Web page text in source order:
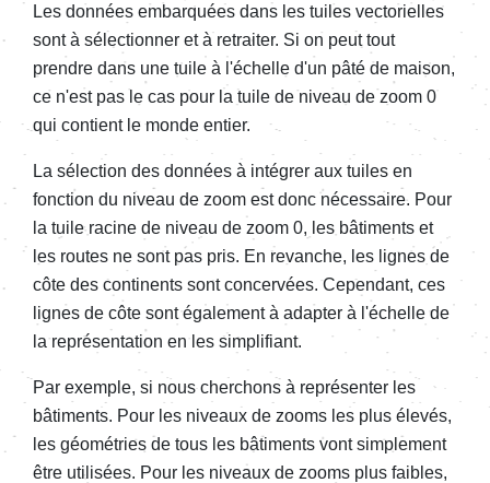
Les données embarquées dans les tuiles vectorielles
sont à sélectionner et à retraiter. Si on peut tout
prendre dans une tuile à l'échelle d'un pâté de maison,
ce n'est pas le cas pour la tuile de niveau de zoom 0
qui contient le monde entier.
La sélection des données à intégrer aux tuiles en
fonction du niveau de zoom est donc nécessaire. Pour
la tuile racine de niveau de zoom 0, les bâtiments et
les routes ne sont pas pris. En revanche, les lignes de
côte des continents sont concervées. Cependant, ces
lignes de côte sont également à adapter à l'échelle de
la représentation en les simplifiant.
Par exemple, si nous cherchons à représenter les
bâtiments. Pour les niveaux de zooms les plus élevés,
les géométries de tous les bâtiments vont simplement
être utilisées. Pour les niveaux de zooms plus faibles,